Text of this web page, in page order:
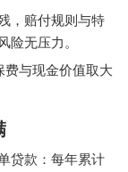
，赔付规则与特
险无压力。
费与现金价值取大
贷款：每年累计